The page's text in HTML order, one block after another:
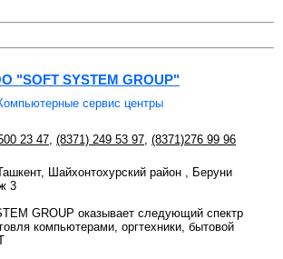
"SOFT SYSTEM GROUP"
сервис центры
23 47 (8371) 249 53 97 (8371)276 99 96
Шайхонтохурский район , Беруни
3
GROUP оказывает следующий спектр
компьютерами, оргтехники, бытовой